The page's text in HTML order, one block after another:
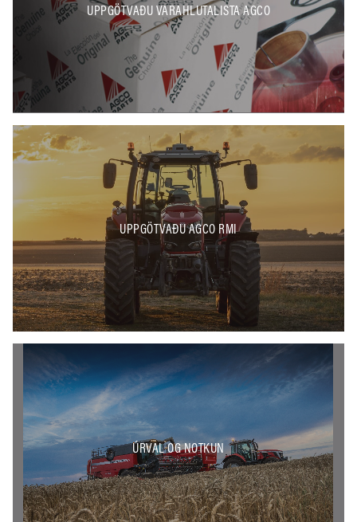
UPPGÖTVAÐU VARAHLUTALISTA AGCO
UPPGÖTVAÐU AGCO RMI
ÚRVAL OG NOTKUN